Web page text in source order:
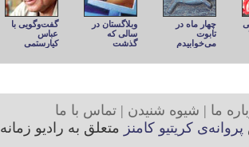
چهار ماه در
تابوت
می‌خوابیدم
وبلاگستان در
سالی که
گذشت
گفت‌وگویی با
عباس
کیارستمی
ه ما | شیوه شنیدن |تماس با ما
پروانه‌ی کریتیو کامنز متعلق به رادیو زمانه